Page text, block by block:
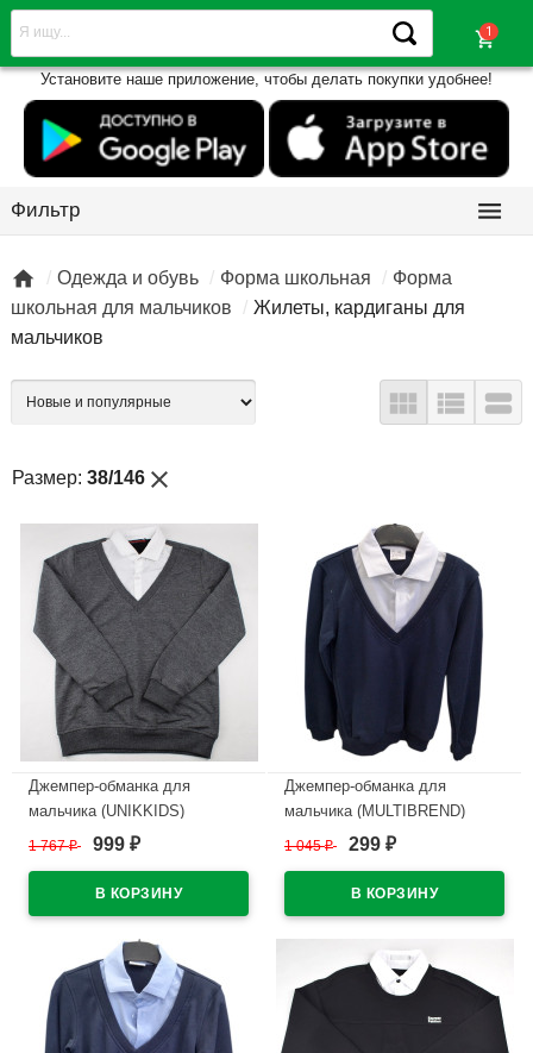
shopping_cart
Установите наше приложение, чтобы делать покупки удобнее!
Фильтр 
 Одежда и обувь Форма школьная
Форма
школьная для мальчиков
Жилеты, кардиганы для
мальчиков
  
Размер: 38/146 close
Джемпер-обманка для
мальчика (UNIKKIDS)
арт.2346/3046 размерный ряд
меланж с белым воротом
1 767₽ 999 ₽
Джемпер-обманка для
мальчика (MULTIBREND)
арт.ДЖ01 размерный ряд
синий с белым воротом
1 045₽ 299 ₽